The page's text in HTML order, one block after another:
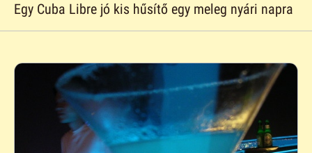
Egy Cuba Libre jó kis hűsítő egy meleg nyári napra